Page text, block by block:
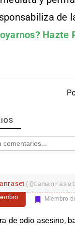
de
Hazte
Miembro
de odio asesino,